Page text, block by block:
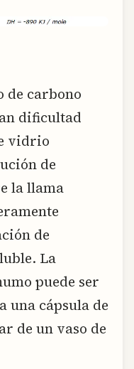
de carbono
dificultad
vidrio
de
la llama
de
La
puede ser
una cápsula de
de un vaso de